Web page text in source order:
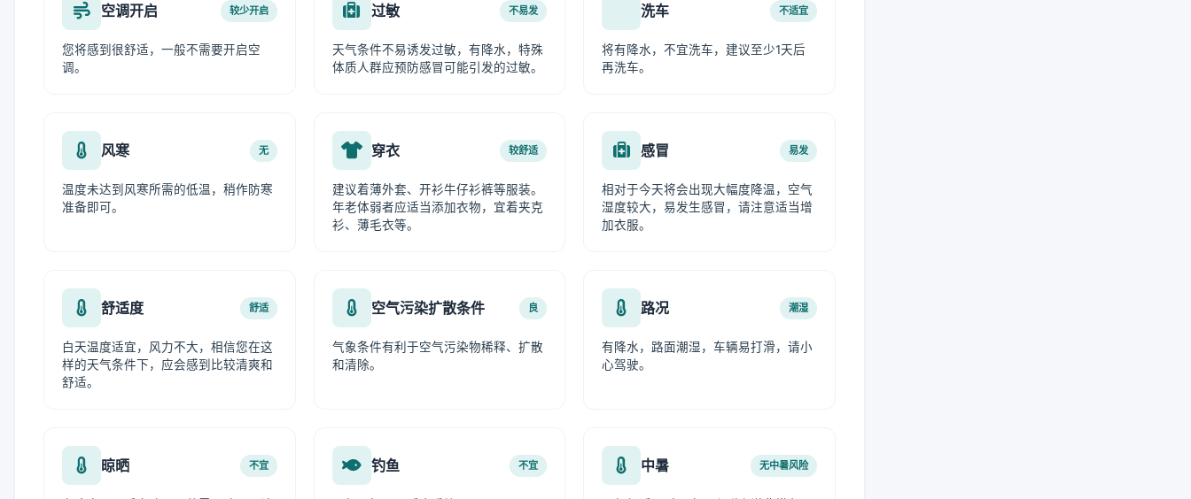
空调开启 较少开启
您将感到很舒适，一般不需要开启空
调。
过敏 不易发
天气条件不易诱发过敏，有降水，特殊
体质人群应预防感冒可能引发的过敏。
洗车 不适宜
将有降水，不宜洗车，建议至少1天后
再洗车。
风寒 无
温度未达到风寒所需的低温，稍作防寒
准备即可。
穿衣 较舒适
建议着薄外套、开衫牛仔衫裤等服装。
年老体弱者应适当添加衣物，宜着夹克
衫、薄毛衣等。
感冒 易发
相对于今天将会出现大幅度降温，空气
湿度较大，易发生感冒，请注意适当增
加衣服。
舒适度 舒适
白天温度适宜，风力不大，相信您在这
样的天气条件下，应会感到比较清爽和
舒适。
空气污染扩散条件 良
气象条件有利于空气污染物稀释、扩散
和清除。
路况 潮湿
有降水，路面潮湿，车辆易打滑，请小
心驾驶。
晾晒 不宜 钓鱼 不宜 中暑 无中暑风险